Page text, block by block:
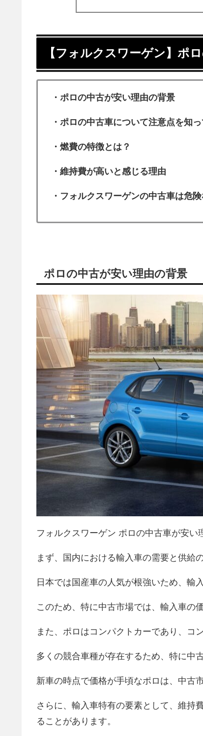
【フォルクスワーゲン】ポ
・ポロの中古が安い理由の背景
・ポロの中古車について注意点を知
・燃費の特徴とは？
・維持費が高いと感じる理由
・フォルクスワーゲンの中古車は危険
ポロの中古が安い理由の背景
フォルクスワーゲン ポロの中古車が安い
まず、国内における輸入車の需要と供給
日本では国産車の人気が根強いため、輸
このため、特に中古市場では、輸入車の
また、ポロはコンパクトカーであり、コ
多くの競合車種が存在するため、特に中
新車の時点で価格が手頃なポロは、中古
さらに、輸入車特有の要素として、維持
ることがあります。